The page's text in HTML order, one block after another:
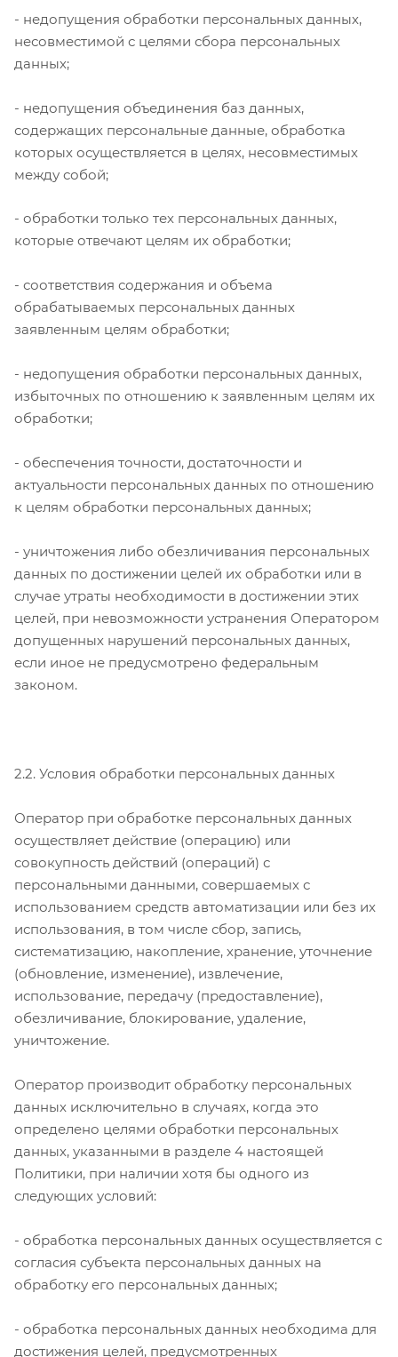
- недопущения обработки персональных данных,
несовместимой с целями сбора персональных
данных;
- недопущения объединения баз данных,
содержащих персональные данные, обработка
которых осуществляется в целях, несовместимых
между собой;
- обработки только тех персональных данных,
которые отвечают целям их обработки;
- соответствия содержания и объема
обрабатываемых персональных данных
заявленным целям обработки;
- недопущения обработки персональных данных,
избыточных по отношению к заявленным целям их
обработки;
- обеспечения точности, достаточности и
актуальности персональных данных по отношению
к целям обработки персональных данных;
- уничтожения либо обезличивания персональных
данных по достижении целей их обработки или в
случае утраты необходимости в достижении этих
целей, при невозможности устранения Оператором
допущенных нарушений персональных данных,
если иное не предусмотрено федеральным
законом.
2.2. Условия обработки персональных данных
Оператор при обработке персональных данных
осуществляет действие (операцию) или
совокупность действий (операций) с
персональными данными, совершаемых с
использованием средств автоматизации или без их
использования, в том числе сбор, запись,
систематизацию, накопление, хранение, уточнение
(обновление, изменение), извлечение,
использование, передачу (предоставление),
обезличивание, блокирование, удаление,
уничтожение.
Оператор производит обработку персональных
данных исключительно в случаях, когда это
определено целями обработки персональных
данных, указанными в разделе 4 настоящей
Политики, при наличии хотя бы одного из
следующих условий:
- обработка персональных данных осуществляется с
согласия субъекта персональных данных на
обработку его персональных данных;
- обработка персональных данных необходима для
достижения целей, предусмотренных